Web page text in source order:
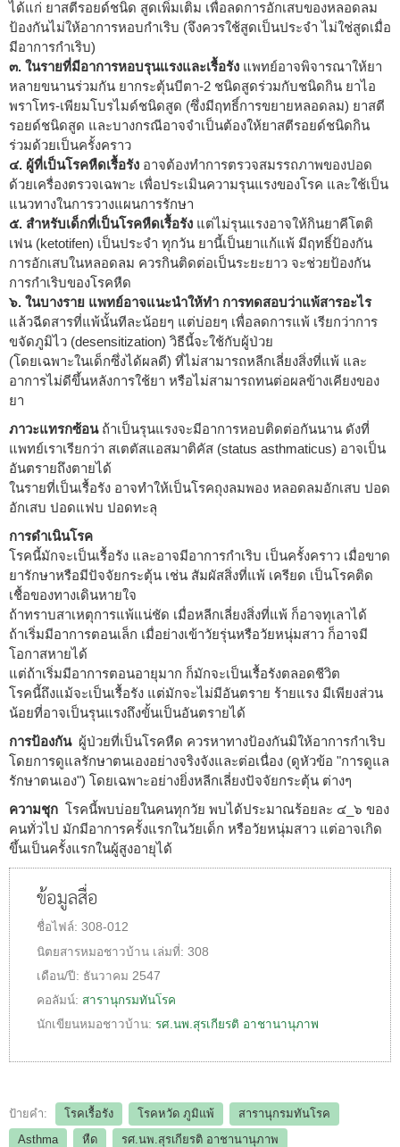
ได้แก่ ยาสตีรอยด์ชนิด สูดเพิ่มเติม เพื่อลดการอักเสบของหลอดลม
ป้องกันไม่ให้อาการหอบกำเริบ (จึงควรใช้สูดเป็นประจำ ไม่ใช่สูดเมื่อ
มีอาการกำเริบ)
๓. ในรายที่มีอาการหอบรุนแรงและเรื้อรัง แพทย์อาจพิจารณาให้ยา
หลายขนานร่วมกัน ยากระตุ้นบีตา-2 ชนิดสูดร่วมกับชนิดกิน ยาไอ
พราโทร-เพียมโบรไมด์ชนิดสูด (ซึ่งมีฤทธิ์การขยายหลอดลม) ยาสตี
รอยด์ชนิดสูด และบางกรณีอาจจำเป็นต้องให้ยาสตีรอยด์ชนิดกิน
ร่วมด้วยเป็นครั้งคราว
๔. ผู้ที่เป็นโรคหืดเรื้อรัง อาจต้องทำการตรวจสมรรถภาพของปอด
ด้วยเครื่องตรวจเฉพาะ เพื่อประเมินความรุนแรงของโรค และใช้เป็น
แนวทางในการวางแผนการรักษา
๕. สำหรับเด็กที่เป็นโรคหืดเรื้อรัง แต่ไม่รุนแรงอาจให้กินยาคีโตติ
เฟน (ketotifen) เป็นประจำ ทุกวัน ยานี้เป็นยาแก้แพ้ มีฤทธิ์ป้องกัน
การอักเสบในหลอดลม ควรกินติดต่อเป็นระยะยาว จะช่วยป้องกัน
การกำเริบของโรคหืด
๖. ในบางราย แพทย์อาจแนะนำให้ทำ การทดสอบว่าแพ้สารอะไร
แล้วฉีดสารที่แพ้นั้นทีละน้อยๆ แต่บ่อยๆ เพื่อลดการแพ้ เรียกว่าการ
ขจัดภูมิไว (desensitization) วิธีนี้จะใช้กับผู้ป่วย
(โดยเฉพาะในเด็กซึ่งได้ผลดี) ที่ไม่สามารถหลีกเลี่ยงสิ่งที่แพ้ และ
อาการไม่ดีขึ้นหลังการใช้ยา หรือไม่สามารถทนต่อผลข้างเคียงของ
ยา
ภาวะแทรกซ้อน ถ้าเป็นรุนแรงจะมีอาการหอบติดต่อกันนาน ดังที่
แพทย์เราเรียกว่า สเตตัสแอสมาติคัส (status asthmaticus) อาจเป็น
อันตรายถึงตายได้
ในรายที่เป็นเรื้อรัง อาจทำให้เป็นโรคถุงลมพอง หลอดลมอักเสบ ปอด
อักเสบ ปอดแฟบ ปอดทะลุ
การดำเนินโรค
โรคนี้มักจะเป็นเรื้อรัง และอาจมีอาการกำเริบ เป็นครั้งคราว เมื่อขาด
ยารักษาหรือมีปัจจัยกระตุ้น เช่น สัมผัสสิ่งที่แพ้ เครียด เป็นโรคติด
เชื้อของทางเดินหายใจ
ถ้าทราบสาเหตุการแพ้แน่ชัด เมื่อหลีกเลี่ยงสิ่งที่แพ้ ก็อาจทุเลาได้
ถ้าเริ่มมีอาการตอนเล็ก เมื่อย่างเข้าวัยรุ่นหรือวัยหนุ่มสาว ก็อาจมี
โอกาสหายได้
แต่ถ้าเริ่มมีอาการตอนอายุมาก ก็มักจะเป็นเรื้อรังตลอดชีวิต
โรคนี้ถึงแม้จะเป็นเรื้อรัง แต่มักจะไม่มีอันตราย ร้ายแรง มีเพียงส่วน
น้อยที่อาจเป็นรุนแรงถึงขั้นเป็นอันตรายได้
การป้องกันผู้ป่วยที่เป็นโรคหืด ควรหาทางป้องกันมิให้อาการกำเริบ
โดยการดูแลรักษาตนเองอย่างจริงจังและต่อเนื่อง (ดูหัวข้อ "การดูแล
รักษาตนเอง") โดยเฉพาะอย่างยิ่งหลีกเลี่ยงปัจจัยกระตุ้น ต่างๆ
ความชุก โรคนี้พบบ่อยในคนทุกวัย พบได้ประมาณร้อยละ ๔_๖ ของ
คนทั่วไป มักมีอาการครั้งแรกในวัยเด็ก หรือวัยหนุ่มสาว แต่อาจเกิด
ขึ้นเป็นครั้งแรกในผู้สูงอายุได้
ข้อมูลสื่อ
ชื่อไฟล์: 308-012
นิตยสารหมอชาวบ้าน เล่มที่: 308
เดือน/ปี: ธันวาคม 2547
คอลัมน์: สารานุกรมทันโรค
นักเขียนหมอชาวบ้าน: รศ.นพ.สุรเกียรติ อาชานานุภาพ
ป้ายคำ: โรคเรื้อรัง โรคหวัด ภูมิแพ้
สารานุกรมทันโรค
Asthma
หืด รศ.นพ.สุรเกียรติ อาชานานุภาพ